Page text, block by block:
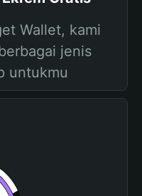
Wallet, kami
jenis
untukmu